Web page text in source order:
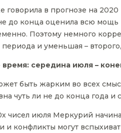
говорила в прогнозе на
до конца оценила всю
Поэтому немного
периода и уменьшая –
середина июля –
быть жарким во всех
чуть ли не до конца года и
чисел июля Меркурий
и конфликты могут